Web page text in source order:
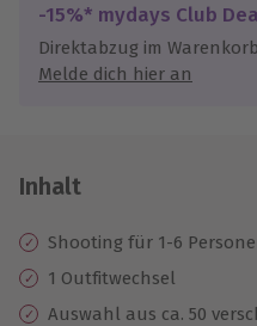
Jeder Gutschein für
Maximale Sicherheit
10 Jahre gültig &
-15%* mydays Club
Direktabzug im Warenkorb
Melde dich hier an
Inhalt
Shooting für 1-6
1 Outfitwechsel
Auswahl aus ca. 50